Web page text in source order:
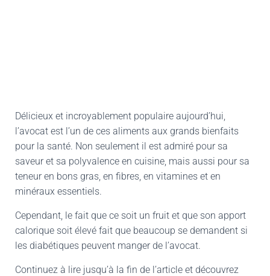
Délicieux et incroyablement populaire aujourd’hui,
l’avocat est l’un de ces aliments aux grands bienfaits
pour la santé. Non seulement il est admiré pour sa
saveur et sa polyvalence en cuisine, mais aussi pour sa
teneur en bons gras, en fibres, en vitamines et en
minéraux essentiels.
Cependant, le fait que ce soit un fruit et que son apport
calorique soit élevé fait que beaucoup se demandent si
les diabétiques peuvent manger de l’avocat.
Continuez à lire jusqu’à la fin de l’article et découvrez